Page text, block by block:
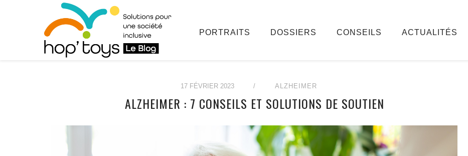
PORTRAITS DOSSIERS CONSEILS ACTUALITÉS
17 FÉVRIER 2023 / ALZHEIMER
ALZHEIMER : 7 CONSEILS ET SOLUTIONS DE SOUTIEN